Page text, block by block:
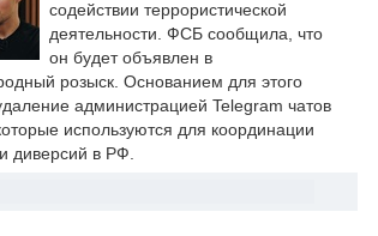
содействии террористической
деятельности. ФСБ сообщила, что
он будет объявлен в
розыск. Основанием для этого
администрацией Telegram чатов
используются для координации
диверсий в РФ.